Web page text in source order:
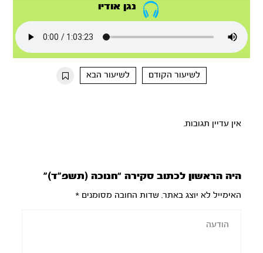
נגן אודיו
לשיעור הקודם לשיעור הבא
אין עדיין תגובות.
היה הראשון לכתוב סקירה “חנוכה (תשפ”ד)”
האימייל לא יוצג באתר. שדות החובה מסומנים*